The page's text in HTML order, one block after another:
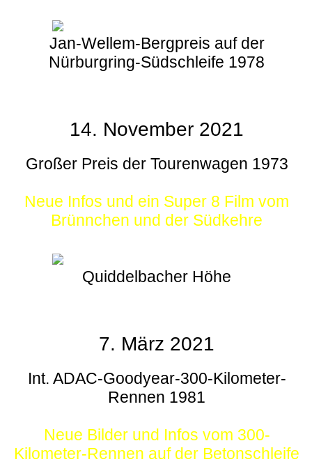
Jan-Wellem-Bergpreis auf der
Nürburgring-Südschleife 1978
14. November 2021
Großer Preis der Tourenwagen 1973
Neue Infos und ein Super 8 Film vom
Brünnchen und der Südkehre
Quiddelbacher Höhe
7. März 2021
Int. ADAC-Goodyear-300-Kilometer-
Rennen 1981
Neue Bilder und Infos vom 300-
Kilometer-Rennen auf der Betonschleife